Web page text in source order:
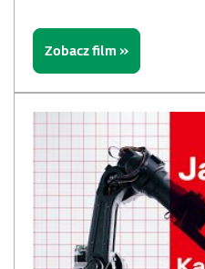
Zobacz film »